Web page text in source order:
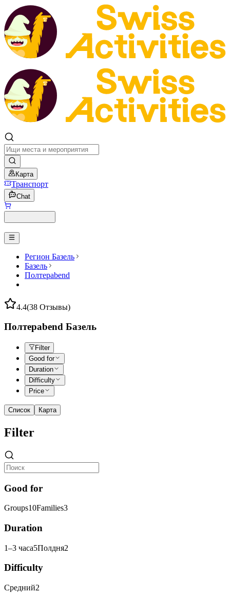
Карта
Транспорт
Chat
Регион Базель
Базель
Полтерabend
4.4(38 Отзывы)
Полтерabend Базель
Filter
Good for
Duration
Difficulty
Price
Список Карта
Filter
Good for
Groups10Families3
Duration
1–3 часа5Полдня2
Difficulty
Средний2